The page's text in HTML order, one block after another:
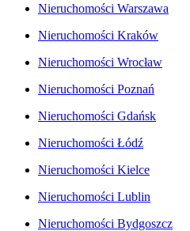
Nieruchomości Warszawa
Nieruchomości Kraków
Nieruchomości Wrocław
Nieruchomości Poznań
Nieruchomości Gdańsk
Nieruchomości Łódź
Nieruchomości Kielce
Nieruchomości Lublin
Nieruchomości Bydgoszcz